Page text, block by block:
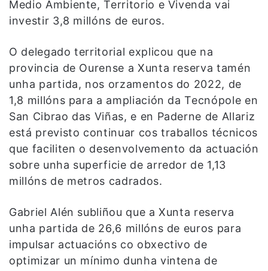
Medio Ambiente, Territorio e Vivenda vai
investir 3,8 millóns de euros.
O delegado territorial explicou que na
provincia de Ourense a Xunta reserva tamén
unha partida, nos orzamentos do 2022, de
1,8 millóns para a ampliación da Tecnópole en
San Cibrao das Viñas, e en Paderne de Allariz
está previsto continuar cos traballos técnicos
que faciliten o desenvolvemento da actuación
sobre unha superficie de arredor de 1,13
millóns de metros cadrados.
Gabriel Alén subliñou que a Xunta reserva
unha partida de 26,6 millóns de euros para
impulsar actuacións co obxectivo de
optimizar un mínimo dunha vintena de